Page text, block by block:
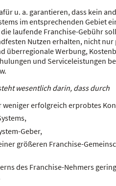
u. a. garantieren, dass kein
im entsprechenden Gebiet
laufende Franchise-Gebühr
Nutzen erhalten, nicht nur
überregionale Werbung,
und Serviceleistungen
wesentlich darin, dass durch
weniger erfolgreich erprobtes
Geber,
größeren Franchise-
des Franchise-Nehmers